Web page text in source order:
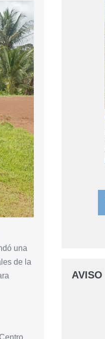
una
de la
AVISO